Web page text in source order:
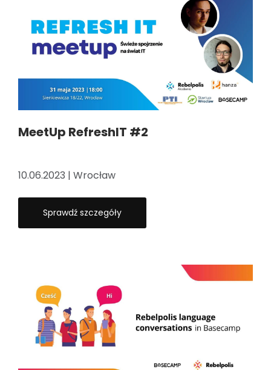
MeetUp RefreshIT #2
10.06.2023 | Wrocław
Sprawdź szczegóły